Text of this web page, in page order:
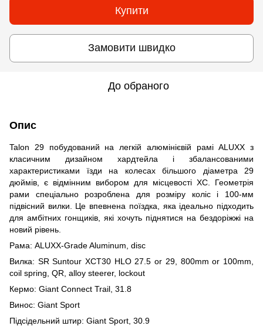
Купити
Замовити швидко
До обраного
Опис
Talon 29 побудований на легкій алюмінієвій рамі ALUXX з
класичним дизайном хардтейла і збалансованими
характеристиками їзди на колесах більшого діаметра 29
дюймів, є відмінним вибором для місцевості XC. Геометрія
рами спеціально розроблена для розміру коліс і 100-мм
підвісний вилки. Це впевнена поїздка, яка ідеально підходить
для амбітних гонщиків, які хочуть піднятися на бездоріжжі на
новий рівень.
Рама: ALUXX-Grade Aluminum, disc
Вилка: SR Suntour XCT30 HLO 27.5 or 29, 800mm or 100mm,
coil spring, QR, alloy steerer, lockout
Кермо: Giant Connect Trail, 31.8
Винос: Giant Sport
Підсідельний штир: Giant Sport, 30.9